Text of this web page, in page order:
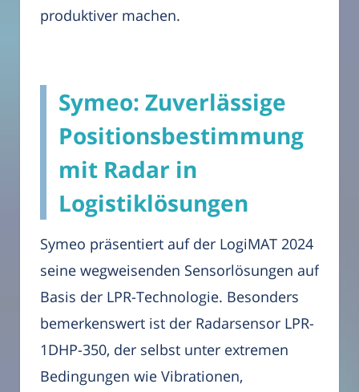
produktiver machen.
Symeo: Zuverlässige
Positionsbestimmung
mit Radar in
Logistiklösungen
Symeo präsentiert auf der LogiMAT 2024
seine wegweisenden Sensorlösungen auf
Basis der LPR-Technologie. Besonders
bemerkenswert ist der Radarsensor LPR-
1DHP-350, der selbst unter extremen
Bedingungen wie Vibrationen,